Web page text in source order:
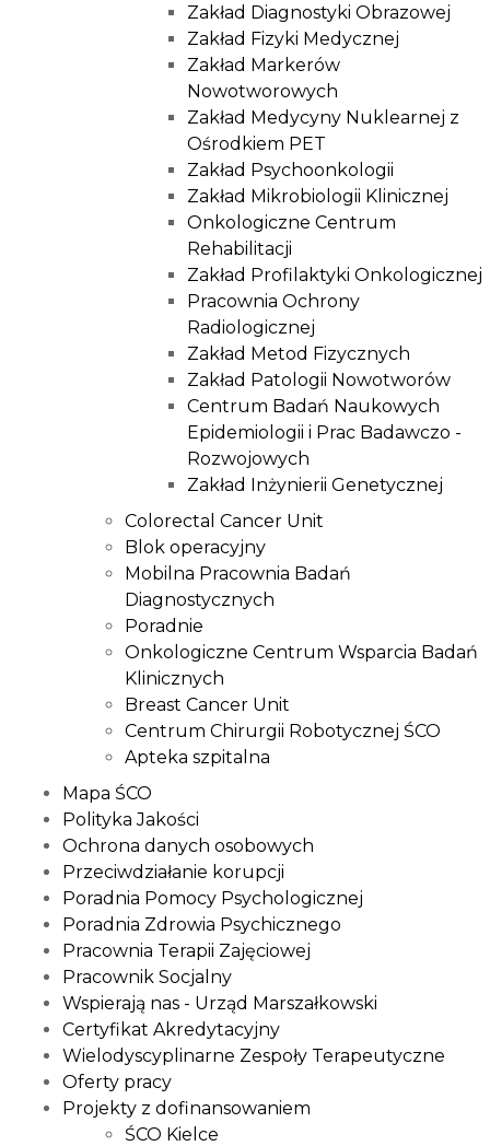
Zakład Diagnostyki Obrazowej
Zakład Fizyki Medycznej
Zakład Markerów
Nowotworowych
Zakład Medycyny Nuklearnej z
Ośrodkiem PET
Zakład Psychoonkologii
Zakład Mikrobiologii Klinicznej
Onkologiczne Centrum
Rehabilitacji
Zakład Profilaktyki Onkologicznej
Pracownia Ochrony
Radiologicznej
Zakład Metod Fizycznych
Zakład Patologii Nowotworów
Centrum Badań Naukowych
Epidemiologii i Prac Badawczo -
Rozwojowych
Zakład Inżynierii Genetycznej
Colorectal Cancer Unit
Blok operacyjny
Mobilna Pracownia Badań
Diagnostycznych
Poradnie
Onkologiczne Centrum Wsparcia Badań
Klinicznych
Breast Cancer Unit
Centrum Chirurgii Robotycznej ŚCO
Apteka szpitalna
Mapa ŚCO
Polityka Jakości
Ochrona danych osobowych
Przeciwdziałanie korupcji
Poradnia Pomocy Psychologicznej
Poradnia Zdrowia Psychicznego
Pracownia Terapii Zajęciowej
Pracownik Socjalny
Wspierają nas - Urząd Marszałkowski
Certyfikat Akredytacyjny
Wielodyscyplinarne Zespoły Terapeutyczne
Oferty pracy
Projekty z dofinansowaniem
ŚCO Kielce